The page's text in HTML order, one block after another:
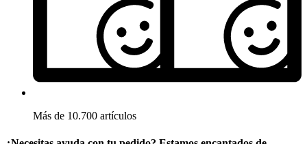
Más de 10.700 artículos